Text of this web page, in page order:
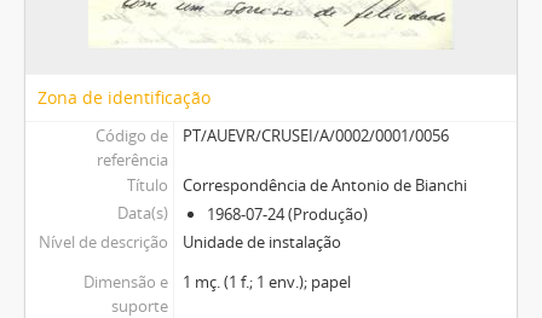
Zona de identificação
Código de
referência
PT/AUEVR/CRUSEI/A/0002/0001/0056
Título
Correspondência de Antonio de Bianchi
Data(s)
1968-07-24 (Produção)
Nível de descrição
Unidade de instalação
Dimensão e
suporte
1 mç. (1 f.; 1 env.); papel